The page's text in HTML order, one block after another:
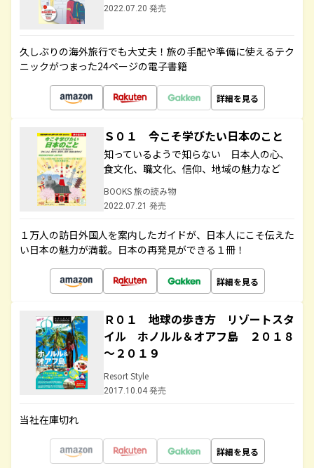
2022.07.20 発売
久しぶりの海外旅行でも大丈夫！旅の手配や準備に使えるテク
ニックがつまった24ページの電子書籍
詳細を見る
Ｓ０１ 今こそ学びたい日本のこと
知っているようで知らない 日本人の心、
食文化、職文化、信仰、地域の魅力など
BOOKS 旅の読み物
2022.07.21 発売
１万人の訪日外国人を案内したガイドが、日本人にこそ伝えた
い日本の魅力が満載。日本の再発見ができる１冊！
詳細を見る
Ｒ０１ 地球の歩き方 リゾートスタ
イル ホノルル＆オアフ島 ２０１８
～２０１９
Resort Style
2017.10.04 発売
当社在庫切れ
詳細を見る